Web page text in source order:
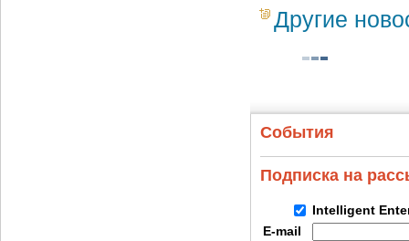
Другие
События
Подписка на
Intelligent
E-mail